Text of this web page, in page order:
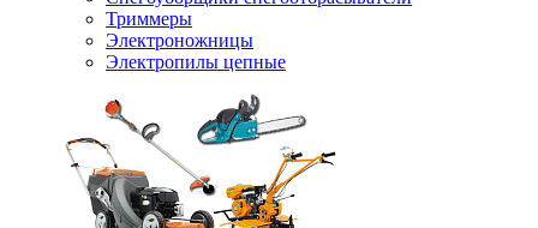
Триммеры
Электроножницы
Электропилы цепные